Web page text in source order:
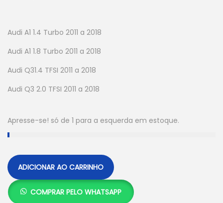
Audi A1 1.4 Turbo 2011 a 2018
Audi A1 1.8 Turbo 2011 a 2018
Audi Q31.4 TFSI 2011 a 2018
Audi Q3 2.0 TFSI 2011 a 2018
Apresse-se! só de 1 para a esquerda em estoque.
ADICIONAR AO CARRINHO
COMPRAR PELO WHATSAPP